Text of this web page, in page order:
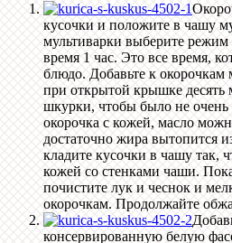
кусочки и положите в чашу
мультиварки выберите
время 1 час. Это все время,
блюдо. Добавьте к окорочкам
при открытой крышке десять
шкурки, чтобы было не очень
окорочка с кожей, масло
достаточно жира вытопится
кладите кусочки в чашу так,
кожей со стенками чаши.
почистите лук и чеснок и
окорочкам. Продолжайте
консервированную белую